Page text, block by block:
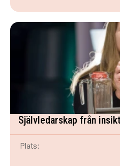
Självledarskap från
Plats: